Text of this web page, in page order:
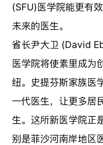
(SFU)医学院能更有
未来的医生。
省长尹大卫 (David
医学院将使素里成为
纽。史提芬斯家族医
一代医生，让更多居
生。这所新医学院正
别是菲沙河南岸地区